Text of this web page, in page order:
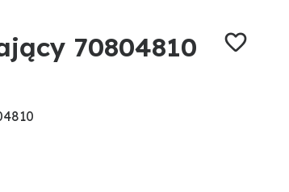
70804810